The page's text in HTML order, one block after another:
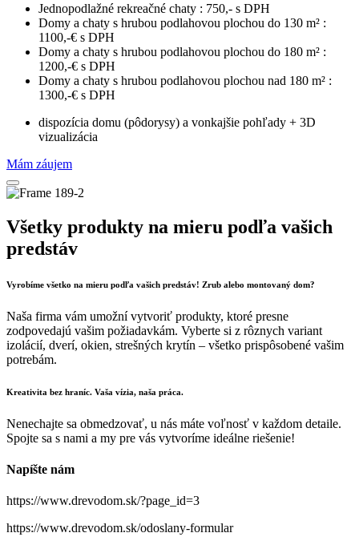
Jednopodlažné rekreačné chaty : 750,- s DPH
Domy a chaty s hrubou podlahovou plochou do 130 m² :
1100,-€ s DPH
Domy a chaty s hrubou podlahovou plochou do 180 m² :
1200,-€ s DPH
Domy a chaty s hrubou podlahovou plochou nad 180 m² :
1300,-€ s DPH
dispozícia domu (pôdorysy) a vonkajšie pohľady + 3D
vizualizácia
Mám záujem
Všetky produkty na mieru podľa vašich
predstáv
Vyrobíme všetko na mieru podľa vašich predstáv! Zrub alebo montovaný dom?
Naša firma vám umožní vytvoriť produkty, ktoré presne
zodpovedajú vašim požiadavkám. Vyberte si z rôznych variant
izolácií, dverí, okien, strešných krytín – všetko prispôsobené vašim
potrebám.
Kreativita bez hraníc. Vaša vízia, naša práca.
Nenechajte sa obmedzovať, u nás máte voľnosť v každom detaile.
Spojte sa s nami a my pre vás vytvoríme ideálne riešenie!
Napíšte nám
https://www.drevodom.sk/?page_id=3
https://www.drevodom.sk/odoslany-formular